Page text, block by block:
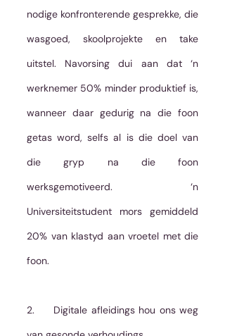
nodige konfronterende gesprekke, die
wasgoed, skoolprojekte en take
uitstel. Navorsing dui aan dat ‘n
werknemer 50% minder produktief is,
wanneer daar gedurig na die foon
getas word, selfs al is die doel van
die gryp na die foon
werksgemotiveerd. ‘n
Universiteitstudent mors gemiddeld
20% van klastyd aan vroetel met die
foon.
2.     Digitale afleidings hou ons weg